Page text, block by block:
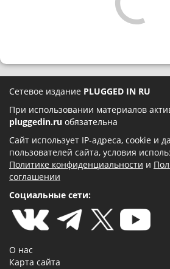
Сетевое издание PLUGGED IN RU
При использовании материалов
pluggedin.ru обязательна
Сайт использует IP-адреса, cookie и
пользователей сайта, условия
Политике конфиденциальности и
соглашении
Социальные сети:
О нас
Карта сайта